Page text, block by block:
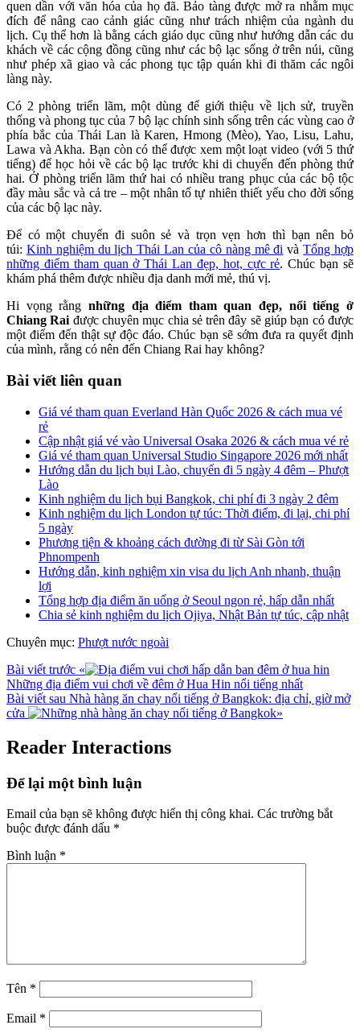
quen dần với văn hóa của họ đã. Bảo tàng được mở ra nhằm mục
đích để nâng cao cảnh giác cũng như trách nhiệm của ngành du
lịch. Cụ thể hơn là bằng cách giáo dục cũng như hướng dẫn các du
khách về các cộng đồng cũng như các bộ lạc sống ở trên núi, cũng
như phép xã giao và các phong tục tập quán khi đi thăm các ngôi
làng này.
Có 2 phòng triển lãm, một dùng để giới thiệu về lịch sử, truyền
thống và phong tục của 7 bộ lạc chính sinh sống trên các vùng cao ở
phía bắc của Thái Lan là Karen, Hmong (Mèo), Yao, Lisu, Lahu,
Lawa và Akha. Bạn còn có thể được xem một loạt video (với 5 thứ
tiếng) để học hỏi về các bộ lạc trước khi di chuyển đến phòng thứ
hai. Ở phòng triển lãm thứ hai có nhiều trang phục của các bộ tộc
đầy màu sắc và cả tre – một nhân tố tự nhiên thiết yếu cho đời sống
của các bộ lạc này.
Để có một chuyến đi suôn sẻ và trọn vẹn hơn thì bạn nên bỏ
túi: Kinh nghiệm du lịch Thái Lan của cô nàng mê đi vàTổng hợp
những điểm tham quan ở Thái Lan đẹp, hot, cực rẻ. Chúc bạn sẽ
khám phá thêm được nhiều địa danh mới mẻ, thú vị.
Hi vọng rằng những địa điểm tham quan đẹp, nổi tiếng ở
Chiang Rai được chuyên mục chia sẻ trên đây sẽ giúp bạn có được
một điểm đến thật sự độc đáo. Chúc bạn sẽ sớm đưa ra quyết định
của mình, rằng có nên đến Chiang Rai hay không?
Bài viết liên quan
Giá vé tham quan Everland Hàn Quốc 2026 & cách mua vé
rẻ
Cập nhật giá vé vào Universal Osaka 2026 & cách mua vé rẻ
Giá vé tham quan Universal Studio Singapore 2026 mới nhất
Hướng dẫn du lịch bụi Lào, chuyến đi 5 ngày 4 đêm – Phượt
Lào
Kinh nghiệm du lịch bụi Bangkok, chi phí đi 3 ngày 2 đêm
Kinh nghiệm du lịch London tự túc: Thời điểm, đi lại, chi phí
5 ngày
Phương tiện & khoảng cách đường đi từ Sài Gòn tới
Phnompenh
Hướng dẫn, kinh nghiệm xin visa du lịch Anh nhanh, thuận
lợi
Tổng hợp địa điểm ăn uống ở Seoul ngon rẻ, hấp dẫn nhất
Chia sẻ kinh nghiệm du lịch Ojiya, Nhật Bản tự túc, cập nhật
Chuyên mục: Phượt nước ngoài
Bài viết trước «
Những địa điểm vui chơi về đêm ở Hua Hin nổi tiếng nhất
Bài viết sau Nhà hàng ăn chay nổi tiếng ở Bangkok: địa chỉ, giờ mở
cửa
»
Reader Interactions
Để lại một bình luận
Email của bạn sẽ không được hiển thị công khai. Các trường bắt
buộc được đánh dấu *
Bình luận *
Tên *
Email *